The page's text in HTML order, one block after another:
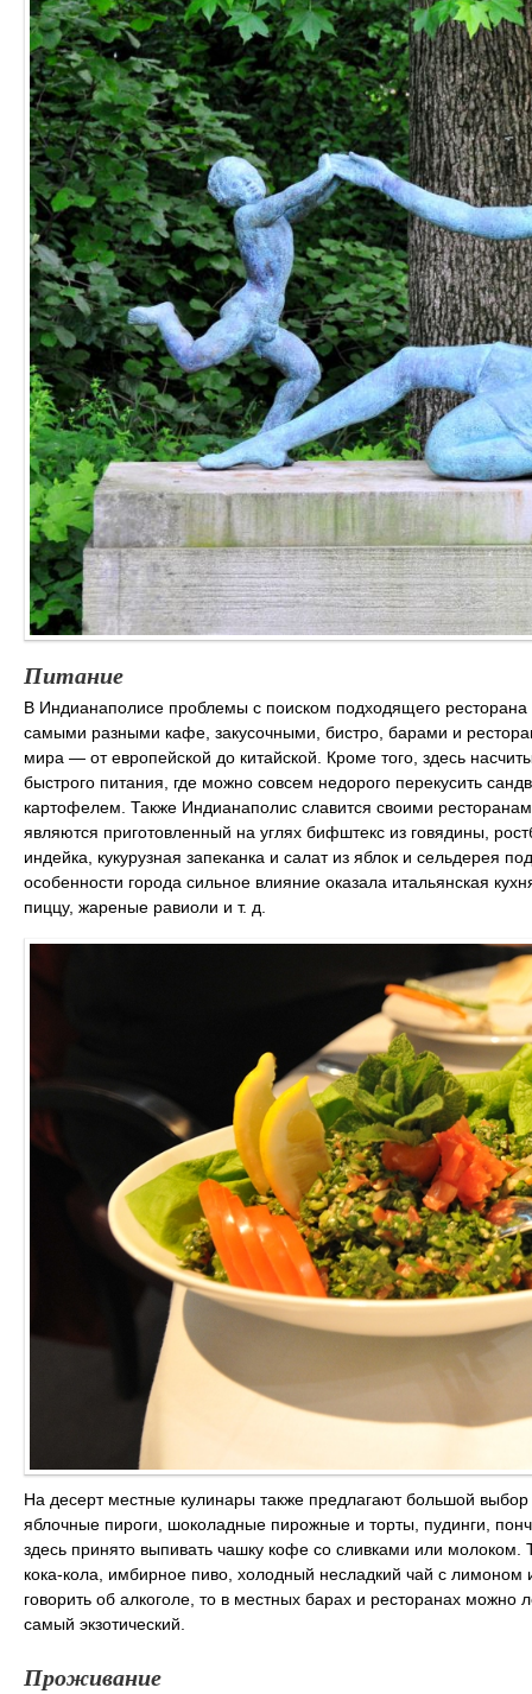
Питание
В Индианаполисе проблемы с поиском подходящего ресторана
самыми разными кафе, закусочными, бистро, барами и
мира ― от европейской до китайской. Кроме того, здесь
быстрого питания, где можно совсем недорого перекусить
картофелем. Также Индианаполис славится своими
являются приготовленный на углях бифштекс из говядины,
индейка, кукурузная запеканка и салат из яблок и сельдерея
особенности города сильное влияние оказала итальянская
пиццу, жареные равиоли и т. д.
На десерт местные кулинары также предлагают большой
яблочные пироги, шоколадные пирожные и торты, пудинги,
здесь принято выпивать чашку кофе со сливками или молоком.
кока-кола, имбирное пиво, холодный несладкий чай с
говорить об алкоголе, то в местных барах и ресторанах можно
самый экзотический.
Проживание